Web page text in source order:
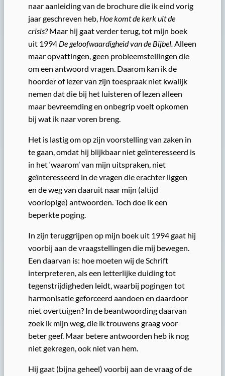
naar aanleiding van de brochure die ik eind vorig
jaar geschreven heb, Hoe komt de kerk uit de
crisis?Maar hij gaat verder terug, tot mijn boek
uit 1994 De geloofwaardigheid van de Bijbel. Alleen
maar opvattingen, geen probleemstellingen die
om een antwoord vragen. Daarom kan ik de
hoorder of lezer van zijn toespraak niet kwalijk
nemen dat die bij het luisteren of lezen alleen
maar bevreemding en onbegrip voelt opkomen
bij wat ik naar voren breng.
Het is lastig om op zijn voorstelling van zaken in
te gaan, omdat hij blijkbaar niet geïnteresseerd is
in het ‘waarom’ van mijn uitspraken, niet
geïnteresseerd in de vragen die erachter liggen
en de weg van daaruit naar mijn (altijd
voorlopige) antwoorden. Toch doe ik een
beperkte poging.
In zijn teruggrijpen op mijn boek uit 1994 gaat hij
voorbij aan de vraagstellingen die mij bewegen.
Een daarvan is: hoe moeten wij de Schrift
interpreteren, als een letterlijke duiding tot
tegenstrijdigheden leidt, waarbij pogingen tot
harmonisatie geforceerd aandoen en daardoor
niet overtuigen? In de beantwoording daarvan
zoek ik mijn weg, die ik trouwens graag voor
beter geef. Maar betere antwoorden heb ik nog
niet gekregen, ook niet van hem.
Hij gaat (bijna geheel) voorbij aan de vraag of de